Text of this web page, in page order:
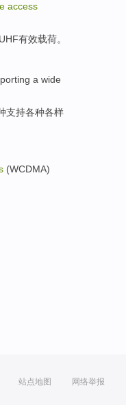
access
UHF有效载荷。
a wide
支持各种各样
(WCDMA)
站点地图 网络举报